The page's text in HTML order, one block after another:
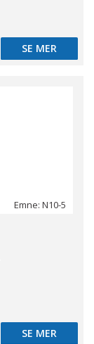
SE MER
SE MER
Emne: N10-5
SE MER
SE MER